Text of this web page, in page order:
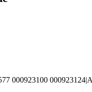
000923100